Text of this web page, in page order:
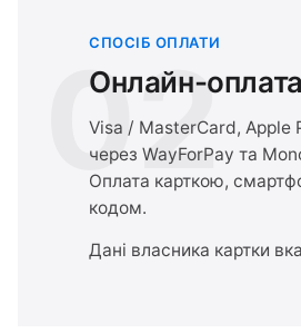
02
СПОСІБ ОПЛАТИ
Онлайн-оплата
Visa / MasterCard, Apple
через WayForPay та
Оплата карткою,
кодом.
Дані власника картки